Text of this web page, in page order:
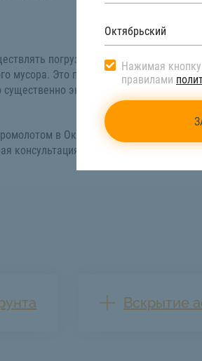
погрузку и перемещение
мусора. Это позволяет не
существенно экономит время и
в Октябрьском вы
консультация по телефону:8
Вскрытие
Нажимая кнопку
правилами